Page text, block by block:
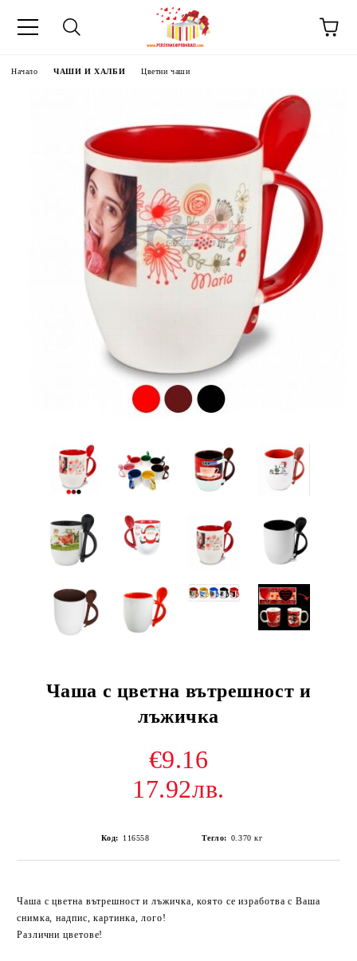
Начало ЧАШИ И ХАЛБИ Цветни чаши
Чаша с цветна вътрешност и
лъжичка
€9.16
17.92лв.
Код: 116558 Тегло: 0.370 кг
Чаша с цветна вътрешност и лъжичка, която се изработва с Ваша
снимка, надпис, картинка, лого!
Различни цветове!